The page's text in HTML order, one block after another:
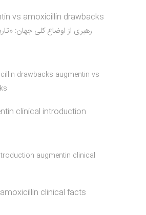
vs amoxicillin drawbacks
رهبری از اوضاع کلی جهان:
drawbacks augmentin vs
clinical introduction
augmentin clinical
amoxicillin clinical facts